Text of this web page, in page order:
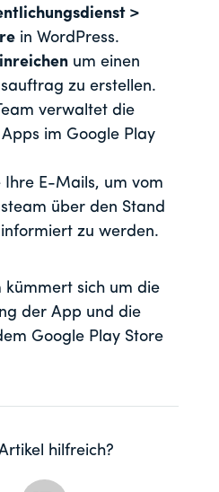
>
in WordPress.
um einen
zu erstellen.
verwaltet die
im Google Play
Ihre E-Mails, um vom
über den Stand
zu werden.
kümmert sich um die
der App und die
Google Play Store
hilfreich?